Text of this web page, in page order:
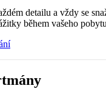
detailu a vždy se
během vašeho